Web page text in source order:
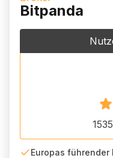
Bitpanda
1535
Europas führender